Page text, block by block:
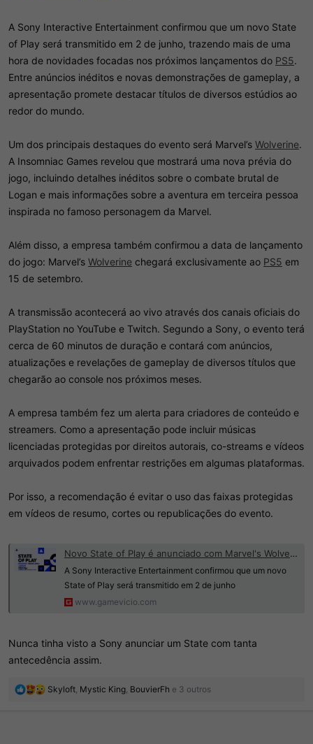
A Sony Interactive Entertainment confirmou que um novo State
of Play será transmitido em 2 de junho, trazendo mais de uma
hora de novidades focadas nos próximos lançamentos do PS5.
Entre anúncios inéditos e novas demonstrações de gameplay, a
apresentação promete destacar títulos de diversos estúdios ao
redor do mundo.
Um dos principais destaques do evento será Marvel’s Wolverine.
A Insomniac Games revelou que mostrará uma nova prévia do
jogo, incluindo detalhes inéditos sobre o combate brutal de
Logan e mais informações sobre a aventura em terceira pessoa
inspirada no famoso personagem da Marvel.
Além disso, a empresa também confirmou a data de lançamento
do jogo: Marvel’s Wolverine chegará exclusivamente ao PS5 em
15 de setembro.
A transmissão acontecerá ao vivo através dos canais oficiais do
PlayStation no YouTube e Twitch. Segundo a Sony, o evento terá
cerca de 60 minutos de duração e contará com anúncios,
atualizações e revelações de gameplay de diversos títulos que
chegarão ao console nos próximos meses.
A empresa também fez um alerta para criadores de conteúdo e
streamers. Como a apresentação pode incluir músicas
licenciadas protegidas por direitos autorais, co-streams e vídeos
arquivados podem enfrentar restrições em algumas plataformas.
Por isso, a recomendação é evitar o uso das faixas protegidas
em vídeos de resumo, cortes ou republicações do evento.
Novo State of Play é anunciado com Marvel's Wolverine e mais de 60 minutos de anúncios
A Sony Interactive Entertainment confirmou que um novo
State of Play será transmitido em 2 de junho
www.gamevicio.com
Nunca tinha visto a Sony anunciar um State com tanta
antecedência assim.
R
Skyloft, Mystic King, BouvierFh e 3 outros